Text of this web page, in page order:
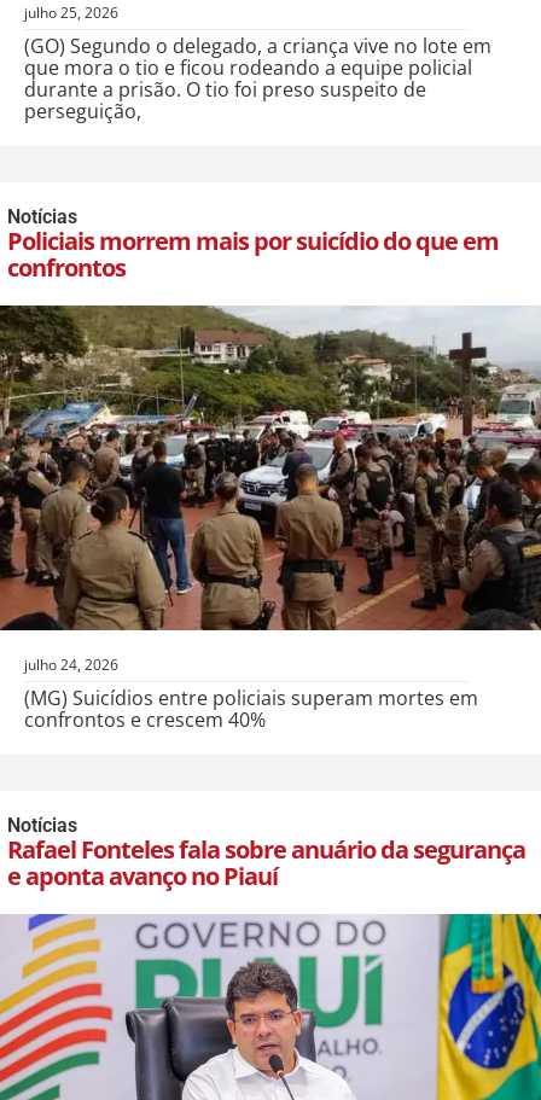
julho 25, 2026
(GO) Segundo o delegado, a criança vive no lote em
que mora o tio e ficou rodeando a equipe policial
durante a prisão. O tio foi preso suspeito de
perseguição,
Notícias
Policiais morrem mais por suicídio do que em
confrontos
julho 24, 2026
(MG) Suicídios entre policiais superam mortes em
confrontos e crescem 40%
Notícias
Rafael Fonteles fala sobre anuário da segurança
e aponta avanço no Piauí